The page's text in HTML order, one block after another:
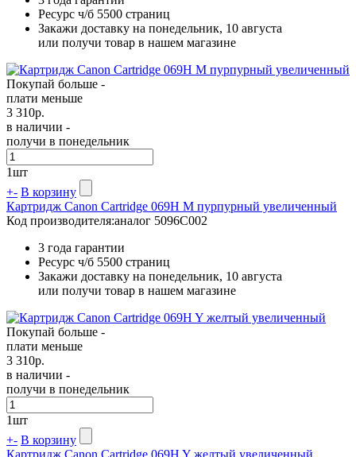
Ресурс ч/б 5500 страниц
Закажи доставку на понедельник, 10 августа
или получи товар в нашем магазине
Покупай больше -
плати меньше
3 310р.
в наличии -
получи в понедельник
1шт
+- В корзину
Картридж Canon Cartridge 069H M пурпурный увеличенный
Код производителя:аналог 5096C002
3 года гарантии
Ресурс ч/б 5500 страниц
Закажи доставку на понедельник, 10 августа
или получи товар в нашем магазине
Покупай больше -
плати меньше
3 310р.
в наличии -
получи в понедельник
1шт
+- В корзину
Картридж Canon Cartridge 069H Y желтый увеличенный